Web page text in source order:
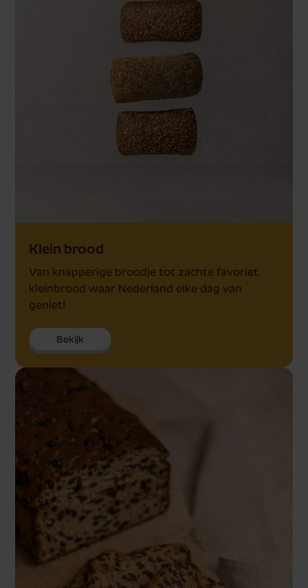
Klein brood
Van knapperige broodje tot zachte favoriet,
kleinbrood waar Nederland elke dag van
geniet!
Bekijk